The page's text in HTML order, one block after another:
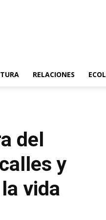
RELACIONES
del
y
vida